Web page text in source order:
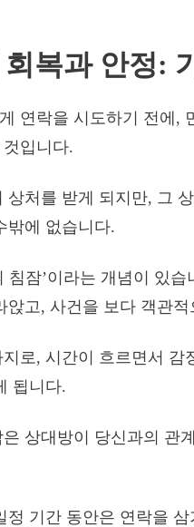
복과 안정:
연락을 시도하기 전에,
입니다.
상처를 받게 되지만, 그
밖에 없습니다.
침잠’이라는 개념이 있
앉고, 사건을 보다 객관
로, 시간이 흐르면서
됩니다.
상대방이 당신과의 관
정 기간 동안은 연락을